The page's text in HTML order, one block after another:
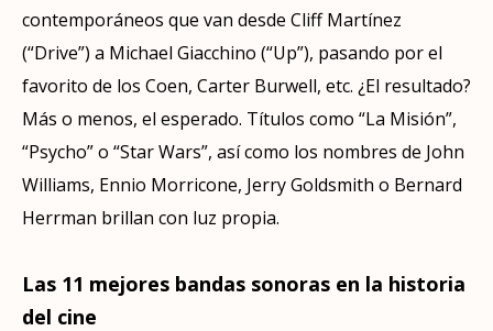
contemporáneos que van desde Cliff Martínez
(“Drive”) a Michael Giacchino (“Up”), pasando por el
favorito de los Coen, Carter Burwell, etc. ¿El resultado?
Más o menos, el esperado. Títulos como “La Misión”,
“Psycho” o “Star Wars”, así como los nombres de John
Williams, Ennio Morricone, Jerry Goldsmith o Bernard
Herrman brillan con luz propia.
Las 11 mejores bandas sonoras en la historia
del cine